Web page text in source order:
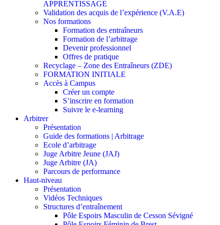
APPRENTISSAGE
Validation des acquis de l’expérience (V.A.E)
Nos formations
Formation des entraîneurs
Formation de l’arbitrage
Devenir professionnel
Offres de pratique
Recyclage – Zone des Entraîneurs (ZDE)
FORMATION INITIALE
Accès à Campus
Créer un compte
S’inscrire en formation
Suivre le e-learning
Arbitrer
Présentation
Guide des formations | Arbitrage
Ecole d’arbitrage
Juge Arbitre Jeune (JAJ)
Juge Arbitre (JA)
Parcours de performance
Haut-niveau
Présentation
Vidéos Techniques
Structures d’entraînement
Pôle Espoirs Masculin de Cesson Sévigné